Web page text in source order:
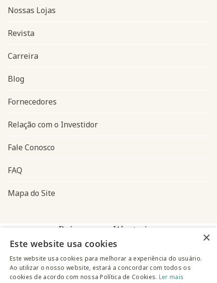
Navegação do rodapé
Nossas Lojas
Revista
Carreira
Blog
Fornecedores
Relação com o Investidor
Fale Conosco
FAQ
Mapa do Site
Baixe o app Westwing
×
Este website usa cookies
Este website usa cookies para melhorar a experiência do usuário.
Ao utilizar o nosso website, estará a concordar com todos os
cookies de acordo com nossa Política de Cookies. Ler mais